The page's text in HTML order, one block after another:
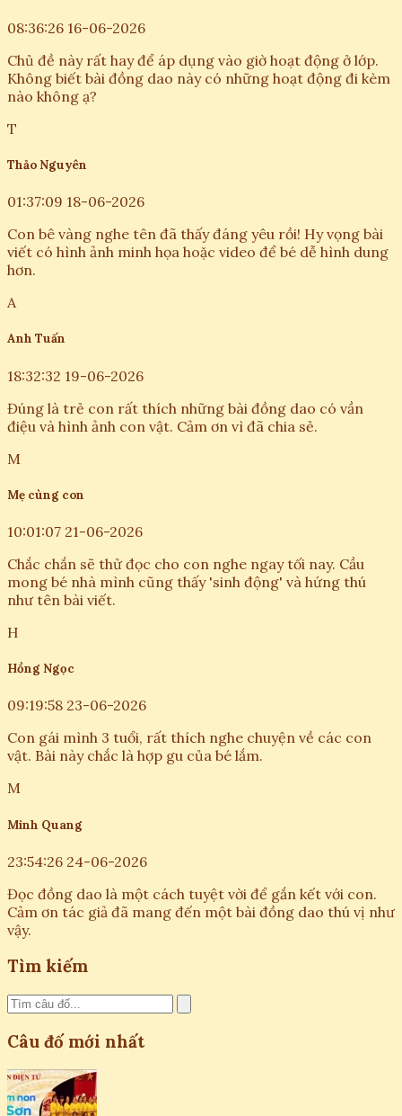
08:36:26 16-06-2026
Chủ đề này rất hay để áp dụng vào giờ hoạt động ở lớp.
Không biết bài đồng dao này có những hoạt động đi kèm
nào không ạ?
T
Thảo Nguyên
01:37:09 18-06-2026
Con bê vàng nghe tên đã thấy đáng yêu rồi! Hy vọng bài
viết có hình ảnh minh họa hoặc video để bé dễ hình dung
hơn.
A
Anh Tuấn
18:32:32 19-06-2026
Đúng là trẻ con rất thích những bài đồng dao có vần
điệu và hình ảnh con vật. Cảm ơn vì đã chia sẻ.
M
Mẹ cùng con
10:01:07 21-06-2026
Chắc chắn sẽ thử đọc cho con nghe ngay tối nay. Cầu
mong bé nhà mình cũng thấy 'sinh động' và hứng thú
như tên bài viết.
H
Hồng Ngọc
09:19:58 23-06-2026
Con gái mình 3 tuổi, rất thích nghe chuyện về các con
vật. Bài này chắc là hợp gu của bé lắm.
M
Minh Quang
23:54:26 24-06-2026
Đọc đồng dao là một cách tuyệt vời để gắn kết với con.
Cảm ơn tác giả đã mang đến một bài đồng dao thú vị như
vậy.
Tìm kiếm
Câu đố mới nhất